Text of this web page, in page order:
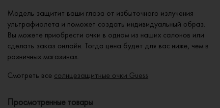
Модель защитит ваши глаза от избыточного излучения
ультрафиолета и поможет создать индивидуальный образ.
Вы можете приобрести очки в одном из наших салонов или
сделать заказ онлайн. Тогда цена будет для вас ниже, чем в
розничных магазинах.
Смотреть все солнцезащитные очки Guess
Просмотренные товары